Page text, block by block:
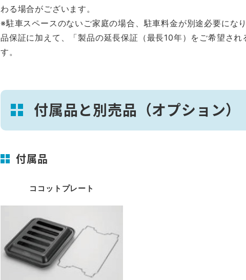
わる場合がございます。
※駐車スペースのないご家庭の場合、駐車料金が別途必要にな
品保証に加えて、「製品の延長保証（最長10年）をご希望され
す。
付属品と別売品（オプション）
付属品
ココットプレート